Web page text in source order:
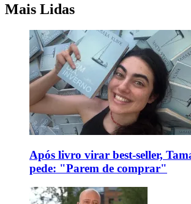
Mais Lidas
Após livro virar best-seller,
pede: "Parem de comprar"